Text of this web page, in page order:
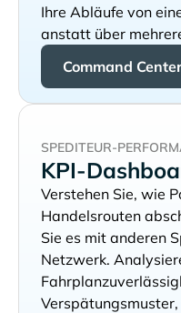
Ihre Abläufe von
anstatt über
Command
SPEDITEUR-
KPI-
Verstehen Sie, wie
Handelsrouten
Sie es mit anderen
Netzwerk.